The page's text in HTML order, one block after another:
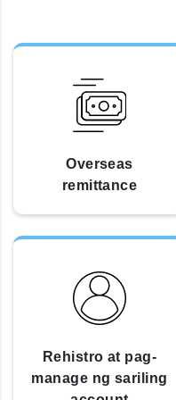
Overseas
remittance
Rehistro at pag-
manage ng sariling